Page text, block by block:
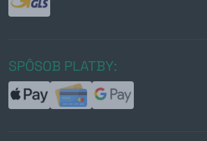
SPÔSOB PLATBY: